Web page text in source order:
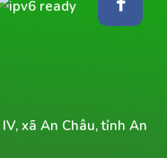
xã An Châu, tỉnh An